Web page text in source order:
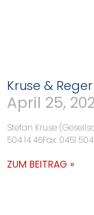
Kruse &
April 25,
Stefan Kruse
504 14 46Fax: 0451
ZUM BEITRAG »